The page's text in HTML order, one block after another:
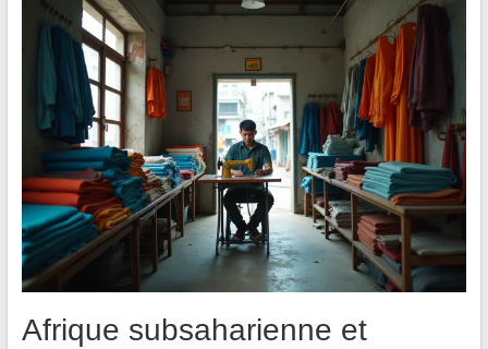
Afrique subsaharienne et